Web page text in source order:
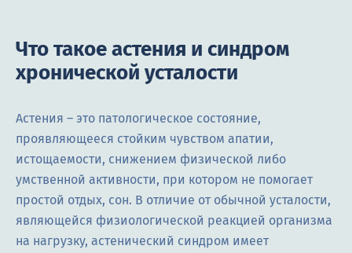
Что такое астения и синдром
хронической усталости
Астения – это патологическое состояние,
проявляющееся стойким чувством апатии,
истощаемости, снижением физической либо
умственной активности, при котором не помогает
простой отдых, сон. В отличие от обычной усталости,
являющейся физиологической реакцией организма
на нагрузку, астенический синдром имеет